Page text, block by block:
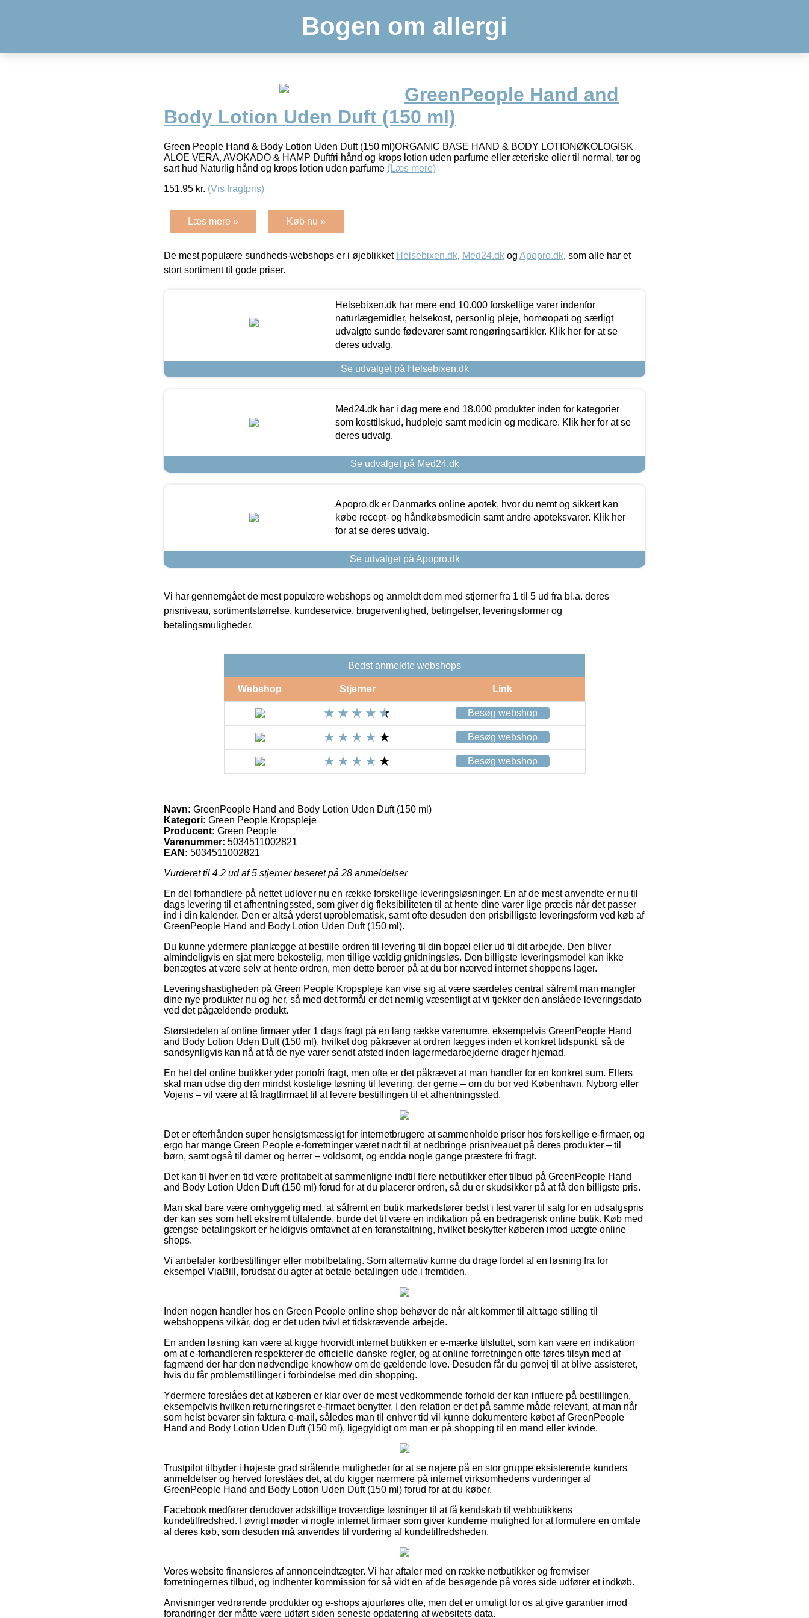
Bogen om allergi
GreenPeople Hand and
Body Lotion Uden Duft (150 ml)
Green People Hand & Body Lotion Uden Duft (150 ml)ORGANIC BASE HAND & BODY LOTIONØKOLOGISK
ALOE VERA, AVOKADO & HAMP Duftfri hånd og krops lotion uden parfume eller æteriske olier til normal, tør og
sart hud Naturlig hånd og krops lotion uden parfume (Læs mere)
151.95 kr. (Vis fragtpris)
Læs mere » Køb nu »
De mest populære sundheds-webshops er i øjeblikket Helsebixen.dk, Med24.dk og Apopro.dk, som alle har et
stort sortiment til gode priser.
Helsebixen.dk har mere end 10.000 forskellige varer indenfor
naturlægemidler, helsekost, personlig pleje, homøopati og særligt
udvalgte sunde fødevarer samt rengøringsartikler. Klik her for at se
deres udvalg.
Se udvalget på Helsebixen.dk
Med24.dk har i dag mere end 18.000 produkter inden for kategorier
som kosttilskud, hudpleje samt medicin og medicare. Klik her for at se
deres udvalg.
Se udvalget på Med24.dk
Apopro.dk er Danmarks online apotek, hvor du nemt og sikkert kan
købe recept- og håndkøbsmedicin samt andre apoteksvarer. Klik her
for at se deres udvalg.
Se udvalget på Apopro.dk
Vi har gennemgået de mest populære webshops og anmeldt dem med stjerner fra 1 til 5 ud fra bl.a. deres
prisniveau, sortimentstørrelse, kundeservice, brugervenlighed, betingelser, leveringsformer og
betalingsmuligheder.
Bedst anmeldte webshops
Webshop Stjerner Link
Besøg webshop
Besøg webshop
Besøg webshop
Navn: GreenPeople Hand and Body Lotion Uden Duft (150 ml)
Kategori: Green People Kropspleje
Producent: Green People
Varenummer: 5034511002821
EAN: 5034511002821
Vurderet til 4.2 ud af 5 stjerner baseret på 28 anmeldelser
En del forhandlere på nettet udlover nu en række forskellige leveringsløsninger. En af de mest anvendte er nu til
dags levering til et afhentningssted, som giver dig fleksibiliteten til at hente dine varer lige præcis når det passer
ind i din kalender. Den er altså yderst uproblematisk, samt ofte desuden den prisbilligste leveringsform ved køb af
GreenPeople Hand and Body Lotion Uden Duft (150 ml).
Du kunne ydermere planlægge at bestille ordren til levering til din bopæl eller ud til dit arbejde. Den bliver
almindeligvis en sjat mere bekostelig, men tillige vældig gnidningsløs. Den billigste leveringsmodel kan ikke
benægtes at være selv at hente ordren, men dette beroer på at du bor nærved internet shoppens lager.
Leveringshastigheden på Green People Kropspleje kan vise sig at være særdeles central såfremt man mangler
dine nye produkter nu og her, så med det formål er det nemlig væsentligt at vi tjekker den anslåede leveringsdato
ved det pågældende produkt.
Størstedelen af online firmaer yder 1 dags fragt på en lang række varenumre, eksempelvis GreenPeople Hand
and Body Lotion Uden Duft (150 ml), hvilket dog påkræver at ordren lægges inden et konkret tidspunkt, så de
sandsynligvis kan nå at få de nye varer sendt afsted inden lagermedarbejderne drager hjemad.
En hel del online butikker yder portofri fragt, men ofte er det påkrævet at man handler for en konkret sum. Ellers
skal man udse dig den mindst kostelige løsning til levering, der gerne – om du bor ved København, Nyborg eller
Vojens – vil være at få fragtfirmaet til at levere bestillingen til et afhentningssted.
Det er efterhånden super hensigtsmæssigt for internetbrugere at sammenholde priser hos forskellige e-firmaer, og
ergo har mange Green People e-forretninger været nødt til at nedbringe prisniveauet på deres produkter – til
børn, samt også til damer og herrer – voldsomt, og endda nogle gange præstere fri fragt.
Det kan til hver en tid være profitabelt at sammenligne indtil flere netbutikker efter tilbud på GreenPeople Hand
and Body Lotion Uden Duft (150 ml) forud for at du placerer ordren, så du er skudsikker på at få den billigste pris.
Man skal bare være omhyggelig med, at såfremt en butik markedsfører bedst i test varer til salg for en udsalgspris
der kan ses som helt ekstremt tiltalende, burde det tit være en indikation på en bedragerisk online butik. Køb med
gængse betalingskort er heldigvis omfavnet af en foranstaltning, hvilket beskytter køberen imod uægte online
shops.
Vi anbefaler kortbestillinger eller mobilbetaling. Som alternativ kunne du drage fordel af en løsning fra for
eksempel ViaBill, forudsat du agter at betale betalingen ude i fremtiden.
Inden nogen handler hos en Green People online shop behøver de når alt kommer til alt tage stilling til
webshoppens vilkår, dog er det uden tvivl et tidskrævende arbejde.
En anden løsning kan være at kigge hvorvidt internet butikken er e-mærke tilsluttet, som kan være en indikation
om at e-forhandleren respekterer de officielle danske regler, og at online forretningen ofte føres tilsyn med af
fagmænd der har den nødvendige knowhow om de gældende love. Desuden får du genvej til at blive assisteret,
hvis du får problemstillinger i forbindelse med din shopping.
Ydermere foreslåes det at køberen er klar over de mest vedkommende forhold der kan influere på bestillingen,
eksempelvis hvilken returneringsret e-firmaet benytter. I den relation er det på samme måde relevant, at man når
som helst bevarer sin faktura e-mail, således man til enhver tid vil kunne dokumentere købet af GreenPeople
Hand and Body Lotion Uden Duft (150 ml), ligegyldigt om man er på shopping til en mand eller kvinde.
Trustpilot tilbyder i højeste grad strålende muligheder for at se nøjere på en stor gruppe eksisterende kunders
anmeldelser og herved foreslåes det, at du kigger nærmere på internet virksomhedens vurderinger af
GreenPeople Hand and Body Lotion Uden Duft (150 ml) forud for at du køber.
Facebook medfører derudover adskillige troværdige løsninger til at få kendskab til webbutikkens
kundetilfredshed. I øvrigt møder vi nogle internet firmaer som giver kunderne mulighed for at formulere en omtale
af deres køb, som desuden må anvendes til vurdering af kundetilfredsheden.
Vores website finansieres af annonceindtægter. Vi har aftaler med en række netbutikker og fremviser
forretningernes tilbud, og indhenter kommission for så vidt en af de besøgende på vores side udfører et indkøb.
Anvisninger vedrørende produkter og e-shops ajourføres ofte, men det er umuligt for os at give garantier imod
forandringer der måtte være udført siden seneste opdatering af websitets data.